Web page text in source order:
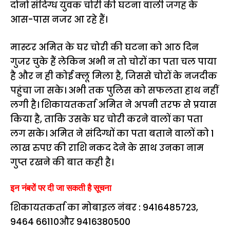
दोनों संदिग्ध युवक चोरी की घटना वाली जगह के
आस-पास नजर आ रहे हैं।
मास्टर अमित के घर चोरी की घटना को आठ दिन
गुजर चुके हैं लेकिन अभी न तो चोरों का पता चल पाया
है और न ही कोई क्लू मिला है, जिससे चोरों के नजदीक
पहुंचा जा सके। अभी तक पुलिस को सफलता हाथ नहीं
लगी है। शिकायतकर्ता अमित ने अपनी तरफ से प्रयास
किया है, ताकि उसके घर चोरी करने वालों का पता
लग सके। अमित ने संदिग्धों का पता बताने वालों को 1
लाख रुपए की राशि नकद देने के साथ उनका नाम
गुप्त रखने की बात कही है।
इन नंबरों पर दी जा सकती है सूचना
शिकायतकर्ता का मोबाइल नंबर : 9416485723,
9464 66110और 9416380500